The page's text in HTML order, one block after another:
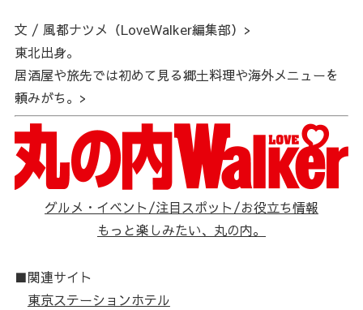
文 / 風都ナツメ（LoveWalker編集部）>
東北出身。
居酒屋や旅先では初めて見る郷土料理や海外メニューを
頼みがち。>
グルメ・イベント/注目スポット/お役立ち情報
もっと楽しみたい、丸の内。
■関連サイト
東京ステーションホテル